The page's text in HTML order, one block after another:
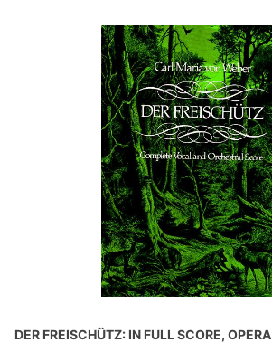
DER FREISCHÜTZ: IN FULL SCORE, OPERA